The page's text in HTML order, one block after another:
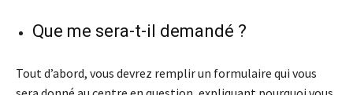
Que me sera-t-il demandé ?
Tout d’abord, vous devrez remplir un formulaire qui vous